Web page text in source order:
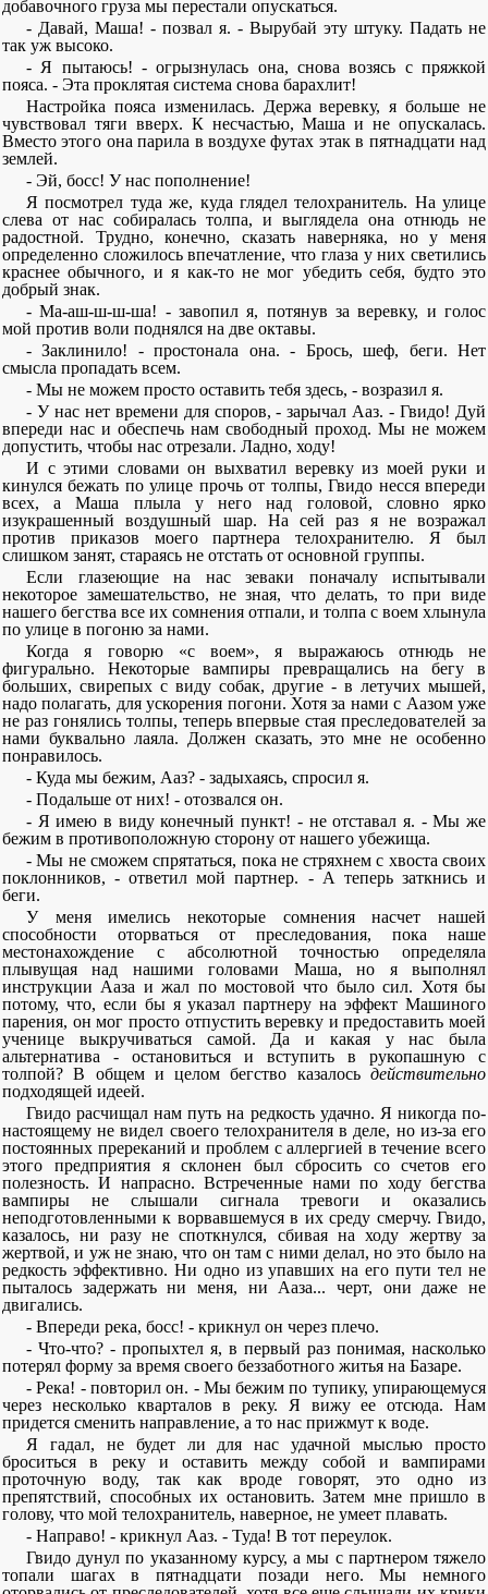
добавочного груза мы перестали опускаться.
- Давай, Маша! - позвал я. - Вырубай эту штуку. Падать не
так уж высоко.
- Я пытаюсь! - огрызнулась она, снова возясь с пряжкой
пояса. - Эта проклятая система снова барахлит!
Настройка пояса изменилась. Держа веревку, я больше не
чувствовал тяги вверх. К несчастью, Маша и не опускалась.
Вместо этого она парила в воздухе футах этак в пятнадцати над
землей.
- Эй, босс! У нас пополнение!
Я посмотрел туда же, куда глядел телохранитель. На улице
слева от нас собиралась толпа, и выглядела она отнюдь не
радостной. Трудно, конечно, сказать наверняка, но у меня
определенно сложилось впечатление, что глаза у них светились
краснее обычного, и я как-то не мог убедить себя, будто это
добрый знак.
- Ма-аш-ш-ш-ша! - завопил я, потянув за веревку, и голос
мой против воли поднялся на две октавы.
- Заклинило! - простонала она. - Брось, шеф, беги. Нет
смысла пропадать всем.
- Мы не можем просто оставить тебя здесь, - возразил я.
- У нас нет времени для споров, - зарычал Ааз. - Гвидо! Дуй
впереди нас и обеспечь нам свободный проход. Мы не можем
допустить, чтобы нас отрезали. Ладно, ходу!
И с этими словами он выхватил веревку из моей руки и
кинулся бежать по улице прочь от толпы, Гвидо несся впереди
всех, а Маша плыла у него над головой, словно ярко
изукрашенный воздушный шар. На сей раз я не возражал
против приказов моего партнера телохранителю. Я был
слишком занят, стараясь не отстать от основной группы.
Если глазеющие на нас зеваки поначалу испытывали
некоторое замешательство, не зная, что делать, то при виде
нашего бегства все их сомнения отпали, и толпа с воем хлынула
по улице в погоню за нами.
Когда я говорю «с воем», я выражаюсь отнюдь не
фигурально. Некоторые вампиры превращались на бегу в
больших, свирепых с виду собак, другие - в летучих мышей,
надо полагать, для ускорения погони. Хотя за нами с Аазом уже
не раз гонялись толпы, теперь впервые стая преследователей за
нами буквально лаяла. Должен сказать, это мне не особенно
понравилось.
- Куда мы бежим, Ааз? - задыхаясь, спросил я.
- Подальше от них! - отозвался он.
- Я имею в виду конечный пункт! - не отставал я. - Мы же
бежим в противоположную сторону от нашего убежища.
- Мы не сможем спрятаться, пока не стряхнем с хвоста своих
поклонников, - ответил мой партнер. - А теперь заткнись и
беги.
У меня имелись некоторые сомнения насчет нашей
способности оторваться от преследования, пока наше
местонахождение с абсолютной точностью определяла
плывущая над нашими головами Маша, но я выполнял
инструкции Ааза и жал по мостовой что было сил. Хотя бы
потому, что, если бы я указал партнеру на эффект Машиного
парения, он мог просто отпустить веревку и предоставить моей
ученице выкручиваться самой. Да и какая у нас была
альтернатива - остановиться и вступить в рукопашную с
толпой? В общем и целом бегство казалось действительно
подходящей идеей.
Гвидо расчищал нам путь на редкость удачно. Я никогда по-
настоящему не видел своего телохранителя в деле, но из-за его
постоянных пререканий и проблем с аллергией в течение всего
этого предприятия я склонен был сбросить со счетов его
полезность. И напрасно. Встреченные нами по ходу бегства
вампиры не слышали сигнала тревоги и оказались
неподготовленными к ворвавшемуся в их среду смерчу. Гвидо,
казалось, ни разу не споткнулся, сбивая на ходу жертву за
жертвой, и уж не знаю, что он там с ними делал, но это было на
редкость эффективно. Ни одно из упавших на его пути тел не
пыталось задержать ни меня, ни Ааза... черт, они даже не
двигались.
- Впереди река, босс! - крикнул он через плечо.
- Что-что? - пропыхтел я, в первый раз понимая, насколько
потерял форму за время своего беззаботного житья на Базаре.
- Река! - повторил он. - Мы бежим по тупику, упирающемуся
через несколько кварталов в реку. Я вижу ее отсюда. Нам
придется сменить направление, а то нас прижмут к воде.
Я гадал, не будет ли для нас удачной мыслью просто
броситься в реку и оставить между собой и вампирами
проточную воду, так как вроде говорят, это одно из
препятствий, способных их остановить. Затем мне пришло в
голову, что мой телохранитель, наверное, не умеет плавать.
- Направо! - крикнул Ааз. - Туда! В тот переулок.
Гвидо дунул по указанному курсу, а мы с партнером тяжело
топали шагах в пятнадцати позади него. Мы немного